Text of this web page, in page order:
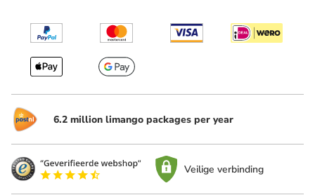
6.2 million limango packages per year
Veilige verbinding